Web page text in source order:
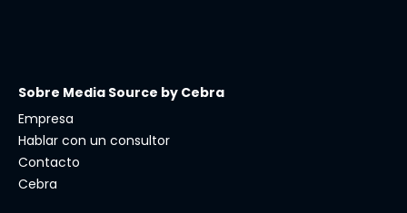
Sobre Media Source by Cebra
Empresa
Hablar con un consultor
Contacto
Cebra